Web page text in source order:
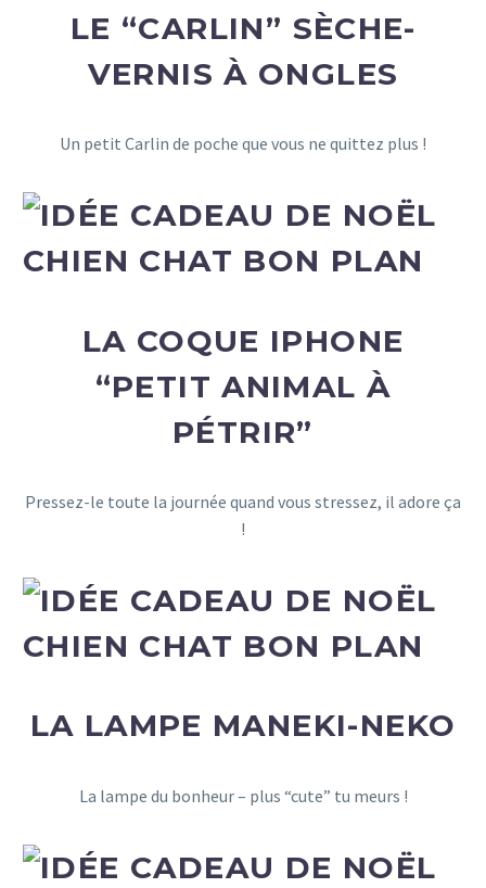
LE “CARLIN” SÈCHE-
VERNIS À ONGLES
Un petit Carlin de poche que vous ne quittez plus !
LA COQUE IPHONE
“PETIT ANIMAL À
PÉTRIR”
Pressez-le toute la journée quand vous stressez, il adore ça
!
LA LAMPE MANEKI-NEKO
La lampe du bonheur – plus “cute” tu meurs !